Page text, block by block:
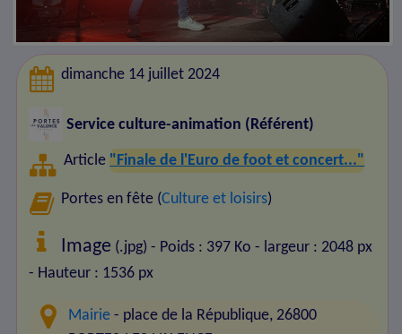
dimanche 14 juillet 2024
Service culture-animation (Référent)
Article "Finale de l'Euro de foot et concert..."
Portes en fête (Culture et loisirs)
Image (.jpg) - Poids : 397 Ko - largeur : 2048 px
- Hauteur : 1536 px
Mairie - place de la République, 26800